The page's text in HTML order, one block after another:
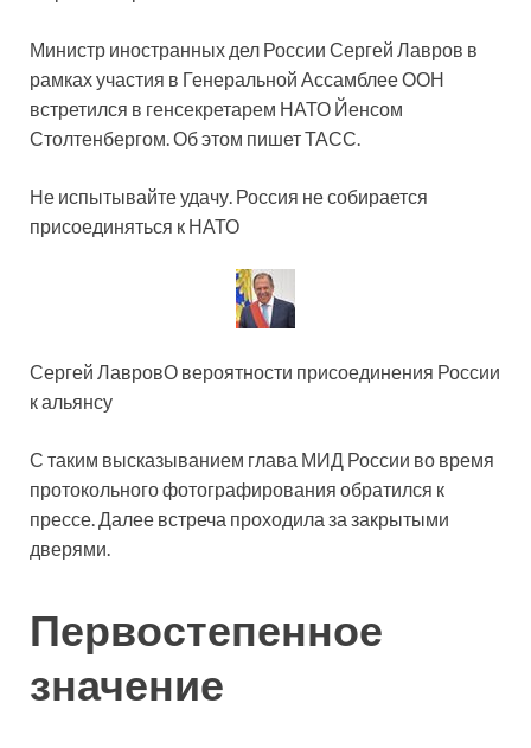
Министр иностранных дел России Сергей Лавров в
рамках участия в Генеральной Ассамблее ООН
встретился в генсекретарем НАТО Йенсом
Столтенбергом. Об этом пишет ТАСС.
Не испытывайте удачу. Россия не собирается
присоединяться к НАТО
Сергей ЛавровО вероятности присоединения России
к альянсу
С таким высказыванием глава МИД России во время
протокольного фотографирования обратился к
прессе. Далее встреча проходила за закрытыми
дверями.
Первостепенное
значение